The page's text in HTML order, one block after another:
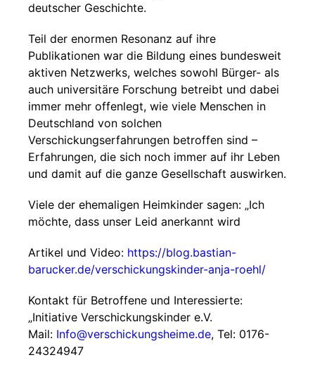
deutscher Geschichte.
Teil der enormen Resonanz auf ihre
Publikationen war die Bildung eines bundesweit
aktiven Netzwerks, welches sowohl Bürger- als
auch universitäre Forschung betreibt und dabei
immer mehr offenlegt, wie viele Menschen in
Deutschland von solchen
Verschickungserfahrungen betroffen sind –
Erfahrungen, die sich noch immer auf ihr Leben
und damit auf die ganze Gesellschaft auswirken.
Viele der ehemaligen Heimkinder sagen: „Ich
möchte, dass unser Leid anerkannt wird
Artikel und Video: https://blog.bastian-
barucker.de/verschickungskinder-anja-roehl/
Kontakt für Betroffene und Interessierte:
„Initiative Verschickungskinder e.V.
Mail: Info@verschickungsheime.de, Tel: 0176-
24324947